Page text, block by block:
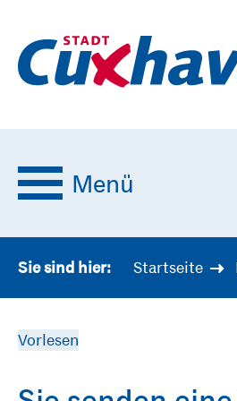
Menü
Sie sind hier: Startseite
Vorlesen